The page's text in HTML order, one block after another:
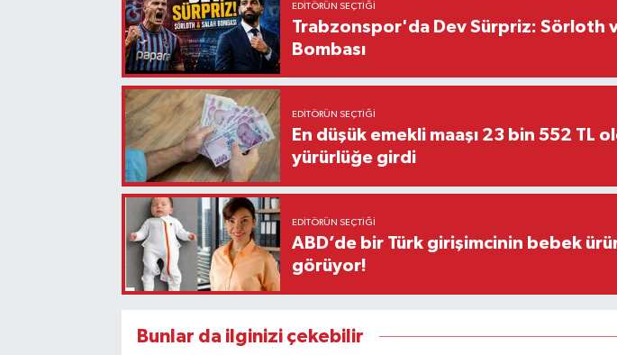
EDITÖRÜN SEÇTIĞI
Trabzonspor'da Dev Sürpriz: Sörloth
Bombası
EDITÖRÜN SEÇTIĞI
En düşük emekli maaşı 23 bin 552 TL
yürürlüğe girdi
EDITÖRÜN SEÇTIĞI
ABD’de bir Türk girişimcinin bebek
görüyor!
Bunlar da ilginizi çekebilir